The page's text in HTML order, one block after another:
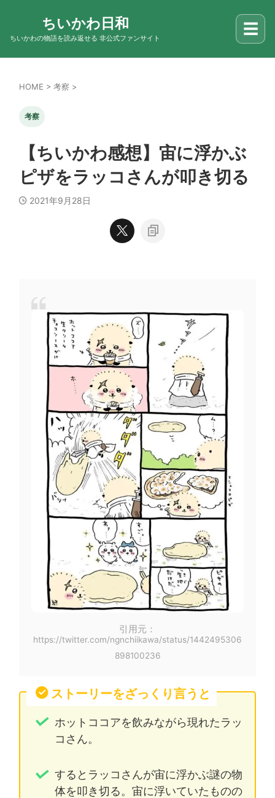
ちいかわ日和
ちいかわの物語を読み返せる 非公式ファンサイト ☰
HOME > 考察 >
考察
【ちいかわ感想】宙に浮かぶ
ピザをラッコさんが叩き切る
2021年9月28日
引用元：
https://twitter.com/ngnchiikawa/status/1442495306
898100236
ストーリーをざっくり言うと
ホットココアを飲みながら現れたラッ
コさん。
するとラッコさんが宙に浮かぶ謎の物
体を叩き切る。宙に浮いていたものの